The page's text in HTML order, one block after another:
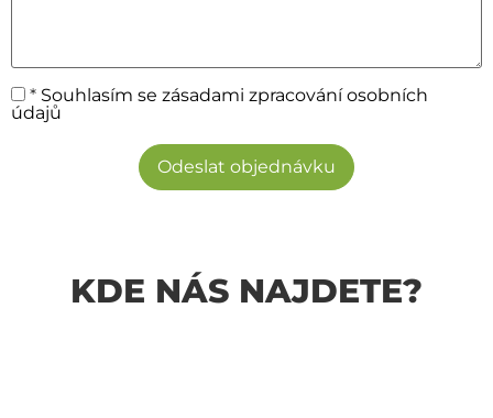
* Souhlasím se zásadami zpracování osobních
údajů
KDE NÁS NAJDETE?